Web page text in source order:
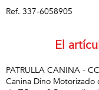
Ref. 337-6058905
El
PATRULLA CANINA -
Canina Dino Motorizado